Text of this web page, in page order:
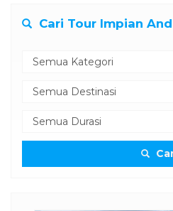
Cari Tour Impian